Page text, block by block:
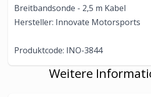
Breitbandsonde - 2,5 m Kabel
Hersteller: Innovate Motorsports
Produktcode: INO-3844
Weitere